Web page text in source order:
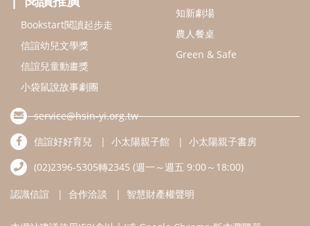
認識信誼 合作洽談 智慧財產權聲明
本網站建議使用IE9(含以上)或 Google Chrome 版本瀏覽器
信誼基金會/上誼文化實業股份有限公司 版權所有 ©